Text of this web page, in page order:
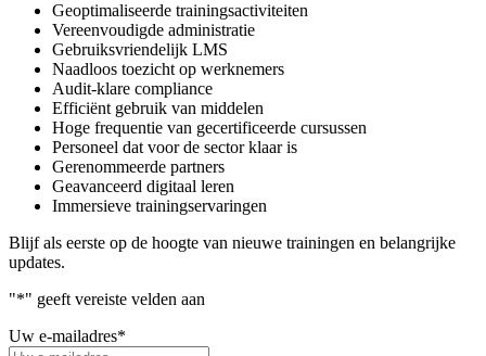
Geoptimaliseerde trainingsactiviteiten
Vereenvoudigde administratie
Gebruiksvriendelijk LMS
Naadloos toezicht op werknemers
Audit-klare compliance
Efficiënt gebruik van middelen
Hoge frequentie van gecertificeerde cursussen
Personeel dat voor de sector klaar is
Gerenommeerde partners
Geavanceerd digitaal leren
Immersieve trainingservaringen
Blijf als eerste op de hoogte van nieuwe trainingen en belangrijke
updates.
"*" geeft vereiste velden aan
Uw e-mailadres*